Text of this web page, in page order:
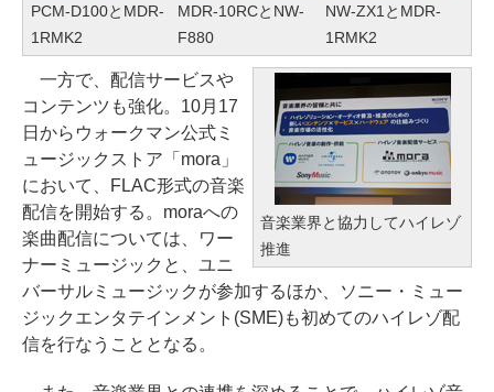
PCM-D100とMDR-
1RMK2
MDR-10RCとNW-
F880
NW-ZX1とMDR-
1RMK2
音楽業界と協力してハイレゾ
推進
一方で、配信サービスや
コンテンツも強化。10月17
日からウォークマン公式ミ
ュージックストア「mora」
において、FLAC形式の音楽
配信を開始する。moraへの
楽曲配信については、ワー
ナーミュージックと、ユニ
バーサルミュージックが参加するほか、ソニー・ミュー
ジックエンタテインメント(SME)も初めてのハイレゾ配
信を行なうこととなる。